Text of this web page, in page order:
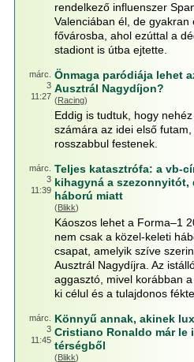
rendelkező influenszer
Valenciában él, de
fővárosba, ahol ezúttal a
stadiont is útba ejtette.
márc.
3
11:27
Önmaga paródiája lehet
Ausztrál Nagydíjon?
(Racing)
Eddig is tudtuk, hogy
számára az idei első
rosszabbul festenek.
márc.
3
11:39
Teljes katasztrófa: a vb-
kihagyná a szezonnyitót,
háború miatt
(Blikk)
Káoszos lehet a Forma–1
nem csak a közel-keleti
csapat, amelyik szíve
Ausztrál Nagydíjra. Az
aggasztó, mivel korábban
ki célul és a tulajdonos
márc.
3
11:45
Könnyű annak, akinek
Cristiano Ronaldo már le
térségből
(Blikk)